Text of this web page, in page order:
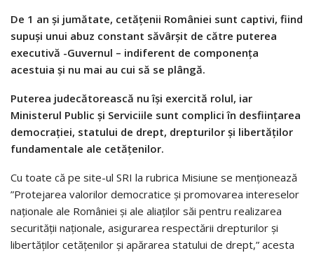
De 1 an și jumătate, cetățenii României sunt captivi, fiind
supuși unui abuz constant săvârșit de către puterea
executivă -Guvernul – indiferent de componența
acestuia și nu mai au cui să se plângă.
Puterea judecătorească nu își exercită rolul, iar
Ministerul Public și Serviciile sunt complici în desființarea
democrației, statului de drept, drepturilor și libertăților
fundamentale ale cetățenilor.
Cu toate că pe site-ul SRI la rubrica Misiune se menționează
”Protejarea valorilor democratice și promovarea intereselor
naționale ale României și ale aliaților săi pentru realizarea
securității naționale, asigurarea respectării drepturilor și
libertăților cetățenilor și apărarea statului de drept,” acesta